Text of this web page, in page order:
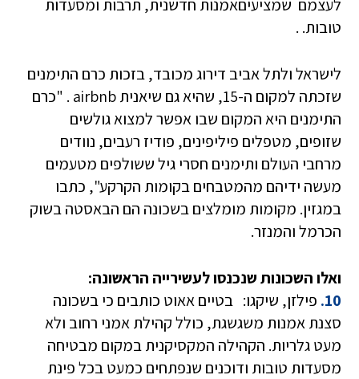
לעצמם שמציעיםאמנות חדשנית, תרבות ומסעדות
טובות. .
לישראל ולתל אביב דירוג מכובד, בזכות כרם התימנים
שזכתה למקום ה-15, שהיא גם שיאנית airbnb . "כרם
התימנים היא המקום שבו אפשר למצוא גולשים
שזופים, מטפלים פיליפינים, פודיז רעבים, נוודים
מרחבי העולם ותימנים חסרי גיל ששולפים מטעמים
מעשה ידיהם מהמטבחים בקומות הקרקע", כתבו
במגזין. מקומות מומלצים בשכונה הם הבאסטה בשוק
הכרמל והמנזר.
ואלו השכונות שנכנסו לעשירייה הראשונה:
10. פילזן, שיקגו: בטיים אאוט כותבים כי בשכונה
סצנת אמנות משגשגת, כולל קהילת אמני רחוב ולא
מעט גלריות. הקהילה המקסיקנית במקום מבטיחה
מסעדות טובות ודוכנים שנפתחים כמעט בכל פינת